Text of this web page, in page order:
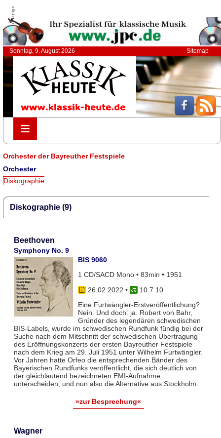
Anzeige
Sonntag, 9. August 2026 Sitemap
≡
≡
Orchester der Bayreuther Festspiele
Orchester
Diskographie
Diskographie (9)
Beethoven
Symphony No. 9
BIS 9060
1 CD/SACD Mono • 83min • 1951
26.02.2022 •
10 7 10
Eine Furtwängler-Erstveröffentlichung?
Nein. Und doch: ja. Robert von Bahr,
Gründer des legendären schwedischen
BIS-Labels, wurde im schwedischen Rundfunk fündig bei der
Suche nach dem Mitschnitt der schwedischen Übertragung
des Eröffnungskonzerts der ersten Bayreuther Festspiele
nach dem Krieg am 29. Juli 1951 unter Wilhelm Furtwängler.
Vor Jahren hatte Orfeo die entsprechenden Bänder des
Bayerischen Rundfunks veröffentlicht, die sich deutlich von
der gleichlautend bezeichneten EMI-Aufnahme
unterscheiden, und nun also die Alternative aus Stockholm.
»zur Besprechung«
Wagner